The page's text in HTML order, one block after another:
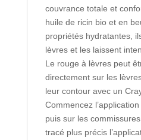
couvrance totale et
huile de ricin bio et en
propriétés hydratantes,
lèvres et les laissent
Le rouge à lèvres peut
directement sur les
leur contour avec un
Commencez
puis sur les
tracé plus précis